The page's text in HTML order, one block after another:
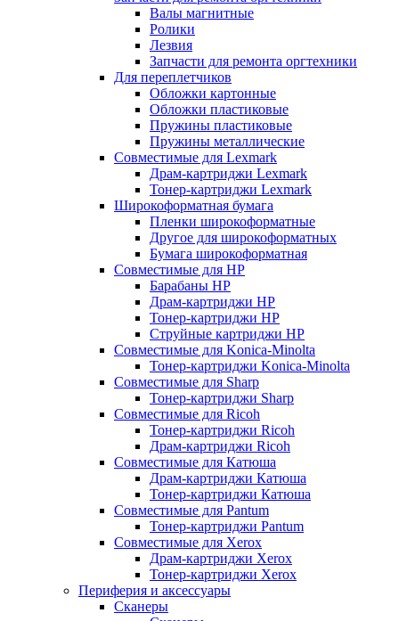
Валы магнитные
Ролики
Лезвия
Запчасти для ремонта оргтехники
Для переплетчиков
Обложки картонные
Обложки пластиковые
Пружины пластиковые
Пружины металлические
Совместимые для Lexmark
Драм-картриджи Lexmark
Тонер-картриджи Lexmark
Широкоформатная бумага
Пленки широкоформатные
Другое для широкоформатных
Бумага широкоформатная
Совместимые для HP
Барабаны HP
Драм-картриджи HP
Тонер-картриджи HP
Струйные картриджи HP
Совместимые для Konica-Minolta
Тонер-картриджи Konica-Minolta
Совместимые для Sharp
Тонер-картриджи Sharp
Совместимые для Ricoh
Тонер-картриджи Ricoh
Драм-картриджи Ricoh
Совместимые для Катюша
Драм-картриджи Катюша
Тонер-картриджи Катюша
Совместимые для Pantum
Тонер-картриджи Pantum
Совместимые для Xerox
Драм-картриджи Xerox
Тонер-картриджи Xerox
Периферия и аксессуары
Сканеры